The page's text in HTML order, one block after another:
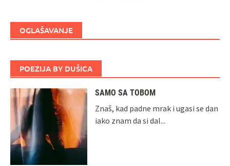
OGLAŠAVANJE
POEZIJA BY DUŠICA
SAMO SA TOBOM
Znaš, kad padne mrak i ugasi se dan
iako znam da si dal...